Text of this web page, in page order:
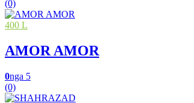
(0)
400 L
AMOR AMOR
0nga 5
(0)